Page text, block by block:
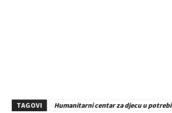
TAGOVI Humanitarni centar za djecu u potrebi